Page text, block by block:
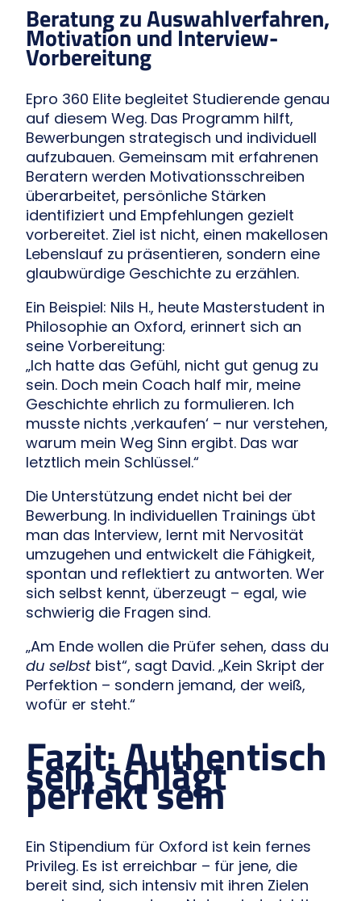
Beratung zu Auswahlverfahren,
Motivation und Interview-
Vorbereitung
Epro 360 Elite begleitet Studierende genau
auf diesem Weg. Das Programm hilft,
Bewerbungen strategisch und individuell
aufzubauen. Gemeinsam mit erfahrenen
Beratern werden Motivationsschreiben
überarbeitet, persönliche Stärken
identifiziert und Empfehlungen gezielt
vorbereitet. Ziel ist nicht, einen makellosen
Lebenslauf zu präsentieren, sondern eine
glaubwürdige Geschichte zu erzählen.
Ein Beispiel: Nils H., heute Masterstudent in
Philosophie an Oxford, erinnert sich an
seine Vorbereitung:
„Ich hatte das Gefühl, nicht gut genug zu
sein. Doch mein Coach half mir, meine
Geschichte ehrlich zu formulieren. Ich
musste nichts ‚verkaufen‘ – nur verstehen,
warum mein Weg Sinn ergibt. Das war
letztlich mein Schlüssel.“
Die Unterstützung endet nicht bei der
Bewerbung. In individuellen Trainings übt
man das Interview, lernt mit Nervosität
umzugehen und entwickelt die Fähigkeit,
spontan und reflektiert zu antworten. Wer
sich selbst kennt, überzeugt – egal, wie
schwierig die Fragen sind.
„Am Ende wollen die Prüfer sehen, dass du
du selbst bist“, sagt David. „Kein Skript der
Perfektion – sondern jemand, der weiß,
wofür er steht.“
Fazit: Authentisch
sein schlägt
perfekt sein
Ein Stipendium für Oxford ist kein fernes
Privileg. Es ist erreichbar – für jene, die
bereit sind, sich intensiv mit ihren Zielen